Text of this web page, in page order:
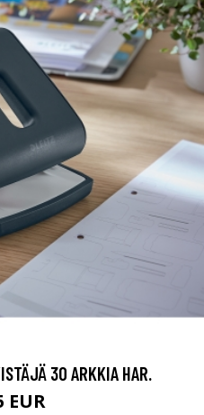
30 ARKKIA HAR.
EUR